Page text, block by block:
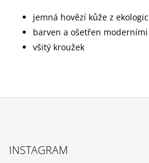
jemná hovězí kůže z
barven a ošetřen
všitý kroužek
INSTAGRAM